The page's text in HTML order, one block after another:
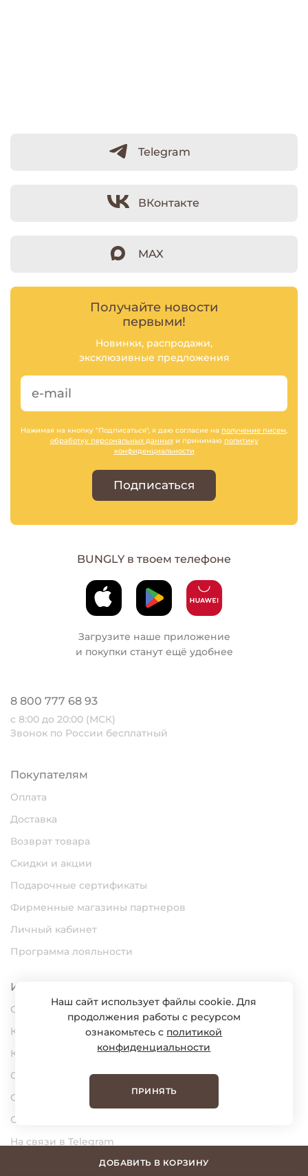
ДОБАВИТЬ В КОРЗИНУ
Telegram
ВКонтакте
MAX
Получайте новости
первыми!
Новинки, распродажи,
эксклюзивные предложения
Нажимая на кнопку "Подписаться", я даю согласие на получение писем,
обработку персональных данныхи принимаю политику
конфиденциальности
Подписаться
BUNGLY в твоем телефоне
Загрузите наше приложение
и покупки станут ещё удобнее
8 800 777 68 93
с 8:00 до 20:00 (МСК)
Звонок по России бесплатный
Покупателям
Оплата
Доставка
Возврат товара
Скидки и акции
Подарочные сертификаты
Фирменные магазины партнеров
Личный кабинет
Программа лояльности
Информация
О нас
Карьера
Контакты
Статьи
Сертификаты
Обратная связь
На связи в Telegram
Наш сайт использует файлы cookie. Для
продолжения работы с ресурсом
ознакомьтесь с политикой
конфиденциальности
ПРИНЯТЬ